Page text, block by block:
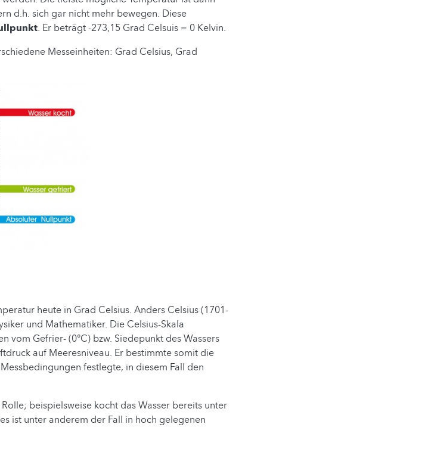
d.h. sich gar nicht mehr bewegen. Diese
. Er beträgt -273,15 Grad Celsuis = 0 Kelvin.
Messeinheiten: Grad Celsius, Grad
heute in Grad Celsius. Anders Celsius (1701-
und Mathematiker. Die Celsius-Skala
vom Gefrier- (0°C) bzw. Siedepunkt des Wassers
auf Meeresniveau. Er bestimmte somit die
festlegte, in diesem Fall den
beispielsweise kocht das Wasser bereits unter
ist unter anderem der Fall in hoch gelegenen